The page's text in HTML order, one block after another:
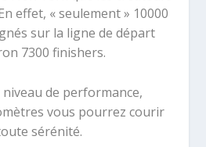
effet, « seulement » 10000
sur la ligne de départ
7300 finishers.
de performance,
vous pourrez courir
sérénité.